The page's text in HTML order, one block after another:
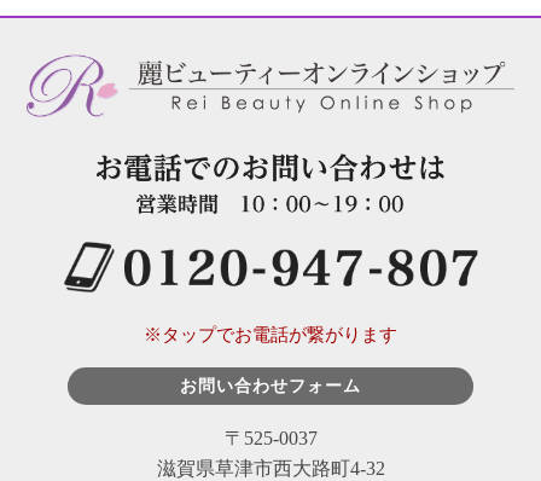
※タップでお電話が繋がります
お問い合わせフォーム
〒525-0037
滋賀県草津市西大路町4-32